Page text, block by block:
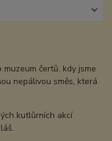
čertů, kdy jsme
nepálivou směs, která
kutlůrních akcí